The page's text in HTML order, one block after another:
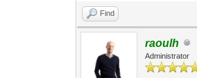
Find
raoulh
Administrator